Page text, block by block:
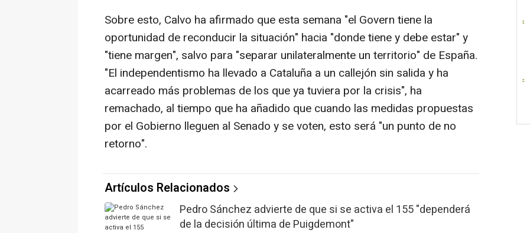
Sobre esto, Calvo ha afirmado que esta semana "el Govern tiene la
oportunidad de reconducir la situación" hacia "donde tiene y debe estar" y
"tiene margen", salvo para "separar unilateralmente un territorio" de España.
"El independentismo ha llevado a Cataluña a un callejón sin salida y ha
acarreado más problemas de los que ya tuviera por la crisis", ha
remachado, al tiempo que ha añadido que cuando las medidas propuestas
por el Gobierno lleguen al Senado y se voten, esto será "un punto de no
retorno".
Artículos Relacionados
Pedro Sánchez advierte de que si se activa el 155 "dependerá
de la decisión última de Puigdemont"